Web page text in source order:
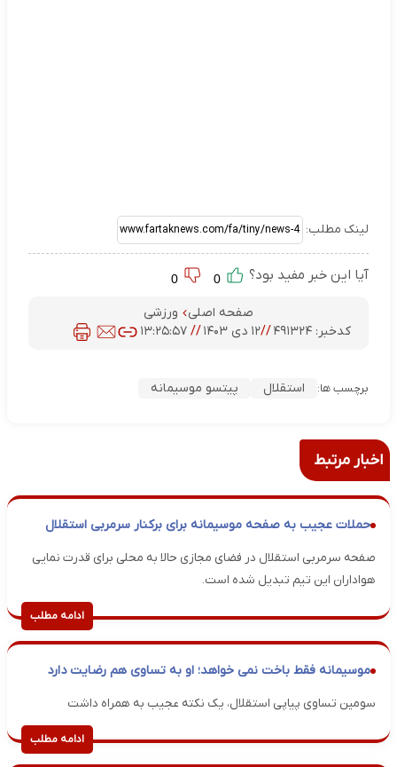
لینک مطلب:
آیا این خبر مفید بود؟
صفحه اصلی
ورزشی
کدخبر:۴۹۱۳۲۴ //۱۲ دی ۱۴۰۳ //۱۳:۲۵:۵۷
برچسب ها: استقلال پیتسو موسیمانه
اخبار مرتبط
حملات عجیب به صفحه موسیمانه برای برکنار سرمربی استقلال
صفحه سرمربی استقلال در فضای مجازی حالا به محلی برای قدرت نمایی
هواداران این تیم تبدیل شده است.
ادامه مطلب
موسیمانه فقط باخت نمی خواهد؛ او به تساوی هم رضایت دارد
سومین تساوی پیاپی استقلال، یک نکته عجیب به همراه داشت
ادامه مطلب